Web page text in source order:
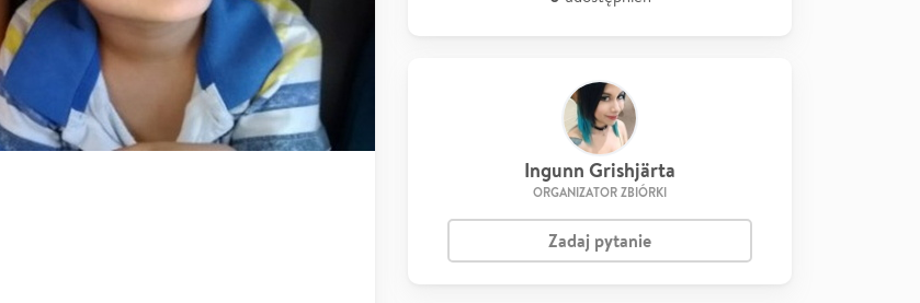
Ingunn Grishjärta
ORGANIZATOR ZBIÓRKI
Zadaj pytanie